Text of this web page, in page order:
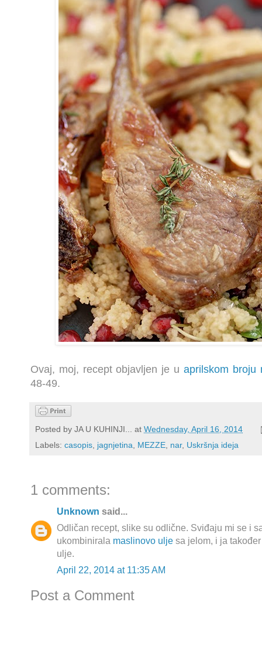
Ovaj, moj, recept objavljen je u aprilskom broju
48-49.
Posted by JA U KUHINJI... at Wednesday, April 16, 2014
Labels: casopis, jagnjetina, MEZZE, nar, Uskršnja ideja
1 comments:
Unknown said...
Odličan recept, slike su odlične. Sviđaju mi se i
ukombinirala maslinovo ulje sa jelom, i ja
ulje.
April 22, 2014 at 11:35 AM
Post a Comment